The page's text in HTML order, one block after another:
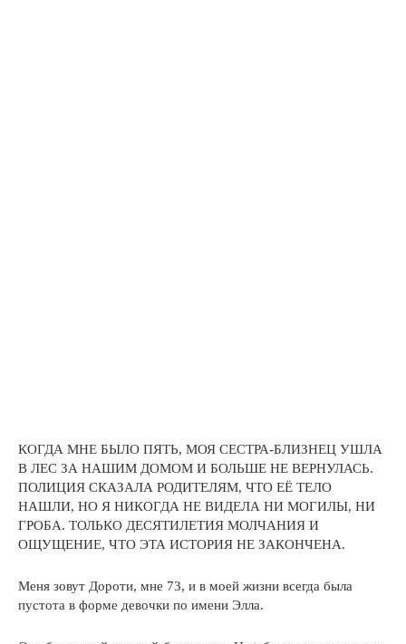
КОГДА МНЕ БЫЛО ПЯТЬ, МОЯ СЕСТРА-БЛИЗНЕЦ УШЛА
В ЛЕС ЗА НАШИМ ДОМОМ И БОЛЬШЕ НЕ ВЕРНУЛАСЬ.
ПОЛИЦИЯ СКАЗАЛА РОДИТЕЛЯМ, ЧТО ЕЁ ТЕЛО
НАШЛИ, НО Я НИКОГДА НЕ ВИДЕЛА НИ МОГИЛЫ, НИ
ГРОБА. ТОЛЬКО ДЕСЯТИЛЕТИЯ МОЛЧАНИЯ И
ОЩУЩЕНИЕ, ЧТО ЭТА ИСТОРИЯ НЕ ЗАКОНЧЕНА.
Меня зовут Дороти, мне 73, и в моей жизни всегда была
пустота в форме девочки по имени Элла.